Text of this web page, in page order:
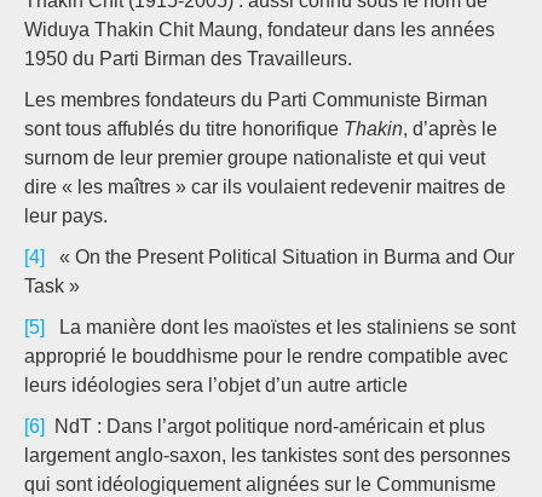
Widuya Thakin Chit Maung, fondateur dans les années
1950 du Parti Birman des Travailleurs.
Les membres fondateurs du Parti Communiste Birman
sont tous affublés du titre honorifique Thakin, d’après le
surnom de leur premier groupe nationaliste et qui veut
dire « les maîtres » car ils voulaient redevenir maitres de
leur pays.
[4]
« On the Present Political Situation in Burma and Our
Task »
[5]
La manière dont les maoïstes et les staliniens se sont
approprié le bouddhisme pour le rendre compatible avec
leurs idéologies sera l’objet d’un autre article
[6]
NdT : Dans l’argot politique nord-américain et plus
largement anglo-saxon, les tankistes sont des personnes
qui sont idéologiquement alignées sur le Communisme